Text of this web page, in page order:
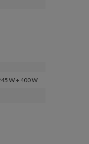
W ÷ 400 W